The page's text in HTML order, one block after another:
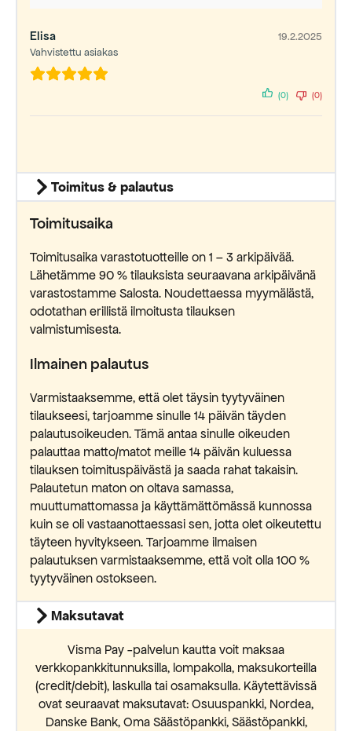
Elisa
Vahvistettu asiakas
19.2.2025
(0) (0)
Toimitus & palautus
Toimitusaika
Toimitusaika varastotuotteille on 1 – 3 arkipäivää.
Lähetämme 90 % tilauksista seuraavana arkipäivänä
varastostamme Salosta. Noudettaessa myymälästä,
odotathan erillistä ilmoitusta tilauksen
valmistumisesta.
Ilmainen palautus
Varmistaaksemme, että olet täysin tyytyväinen
tilaukseesi, tarjoamme sinulle 14 päivän täyden
palautusoikeuden. Tämä antaa sinulle oikeuden
palauttaa matto/matot meille 14 päivän kuluessa
tilauksen toimituspäivästä ja saada rahat takaisin.
Palautetun maton on oltava samassa,
muuttumattomassa ja käyttämättömässä kunnossa
kuin se oli vastaanottaessasi sen, jotta olet oikeutettu
täyteen hyvitykseen. Tarjoamme ilmaisen
palautuksen varmistaaksemme, että voit olla 100 %
tyytyväinen ostokseen.
Maksutavat
Visma Pay -palvelun kautta voit maksaa
verkkopankkitunnuksilla, lompakolla, maksukorteilla
(credit/debit), laskulla tai osamaksulla. Käytettävissä
ovat seuraavat maksutavat: Osuuspankki, Nordea,
Danske Bank, Oma Säästöpankki, Säästöpankki,